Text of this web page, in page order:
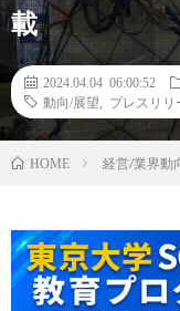
載
2024.04.04 06:00:52
動向/展望
プレスリリ
HOME 経営/業界動